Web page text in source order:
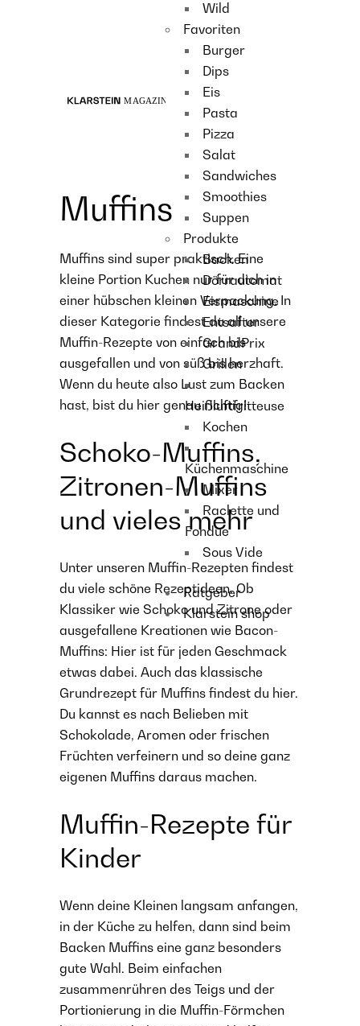
Wild
Favoriten
Burger
Dips
Eis
Pasta
Pizza
Salat
Sandwiches
Smoothies
Suppen
Produkte
Backen
Dörrautomat
Eismaschine
Entsafter
GrandPrix
Grillen
Heißluftfritteuse
Kochen
Küchenmaschine
Mixer
Raclette und
Fondue
Sous Vide
Ratgeber
Klarstein shop
Muffins
Muffins sind super praktisch. Eine
kleine Portion Kuchen nur für dich in
einer hübschen kleinen Verpackung. In
dieser Kategorie findest du all unsere
Muffin-Rezepte von einfach bis
ausgefallen und von süß bis herzhaft.
Wenn du heute also Lust zum Backen
hast, bist du hier genau richtig!
Schoko-Muffins,
Zitronen-Muffins
und vieles mehr
Unter unseren Muffin-Rezepten findest
du viele schöne Rezeptideen. Ob
Klassiker wie Schoko und Zitrone oder
ausgefallene Kreationen wie Bacon-
Muffins: Hier ist für jeden Geschmack
etwas dabei. Auch das klassische
Grundrezept für Muffins findest du hier.
Du kannst es nach Belieben mit
Schokolade, Aromen oder frischen
Früchten verfeinern und so deine ganz
eigenen Muffins daraus machen.
Muffin-Rezepte für
Kinder
Wenn deine Kleinen langsam anfangen,
in der Küche zu helfen, dann sind beim
Backen Muffins eine ganz besonders
gute Wahl. Beim einfachen
zusammenrühren des Teigs und der
Portionierung in die Muffin-Förmchen